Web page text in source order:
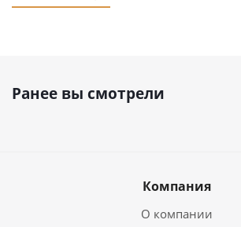
Ранее вы смотрели
Компания
О компании